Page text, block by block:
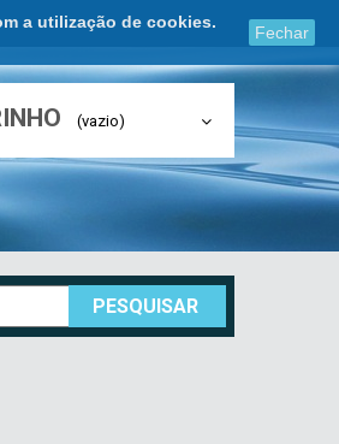
a utilização de cookies.
Fechar
(vazio)
PESQUISAR